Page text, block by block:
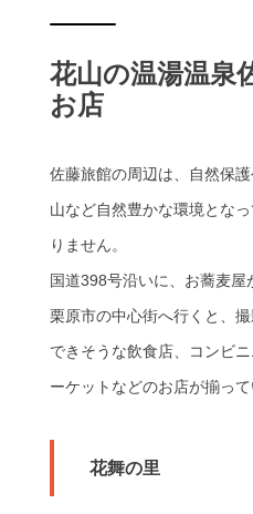
花山の温湯温泉
お店
佐藤旅館の周辺は、自然保
山など自然豊かな環境とな
りません。
国道398号沿いに、お蕎麦屋
栗原市の中心街へ行くと、
できそうな飲食店、コンビ
ーケットなどのお店が揃って
花舞の里